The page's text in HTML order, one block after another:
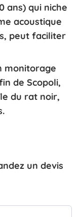
ans) qui niche
acoustique
peut faciliter
monitorage
de Scopoli,
du rat noir,
un devis